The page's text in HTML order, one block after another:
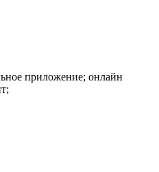
приложение; онлайн